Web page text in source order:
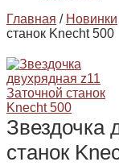
Главная / Новинки
станок Knecht 500
Звездочка
станок